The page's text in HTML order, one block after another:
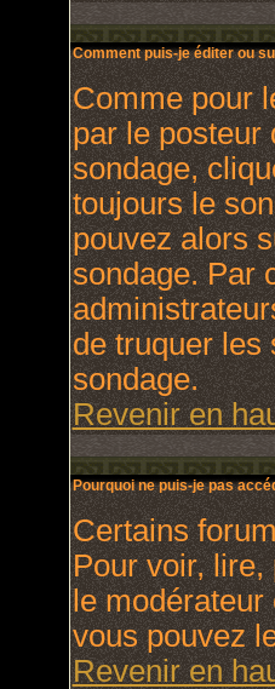
Comment puis-je éditer ou
Comme pour
par le posteur
sondage,
toujours le
pouvez alors
sondage. Par
de truquer les
sondage.
Revenir en
Pourquoi ne puis-je pas
Certains
Pour voir, lire,
le modérateur
vous pouvez
Revenir en